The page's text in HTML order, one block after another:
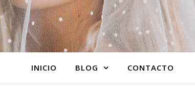
INICIO BLOG CONTACTO